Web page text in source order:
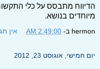
הדיווח מתבסס על כלי
מיוחדים בנושא.
hermon ב- 2:49:00 AM אין
יום חמישי, אוגוסט 23, 2012